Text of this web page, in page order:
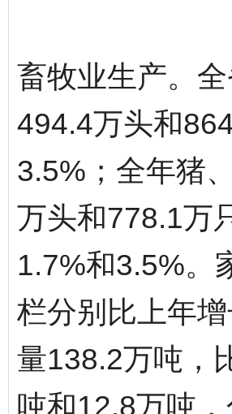
畜牧业生产。
494.4万头和
3.5%；全年猪
万头和778.1万
1.7%和3.5%。
栏分别比上年
量138.2万吨，
吨和12.8万吨